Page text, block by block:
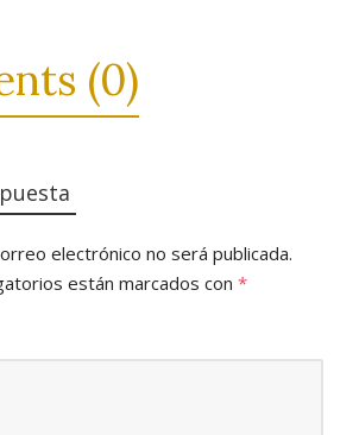
(0)
electrónico no será publicada.
están marcados con *